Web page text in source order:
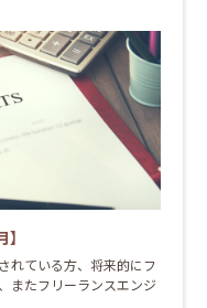
れている方、将来的にフ
またフリーランスエンジ